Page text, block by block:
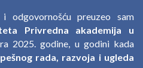
odgovornošću preuzeo sam
Privredna akademija u
2025. godine, u godini kada
rada, razvoja i ugleda